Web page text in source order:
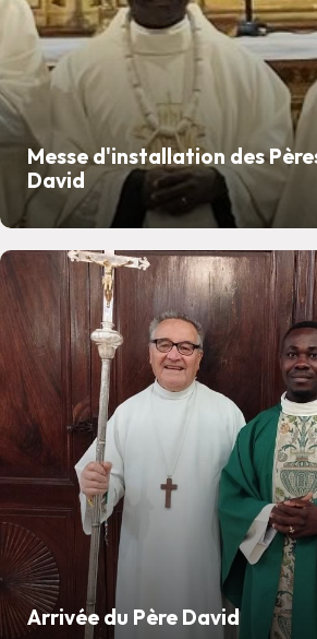
Messe d'installation des
David
Arrivée du Père David